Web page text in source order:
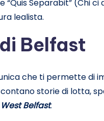
Separabit” (Chi ci
lealista.
Belfast
che ti permette di
storie di lotta,
West Belfast.